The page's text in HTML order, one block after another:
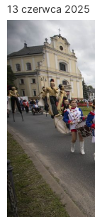
13 czerwca 2025